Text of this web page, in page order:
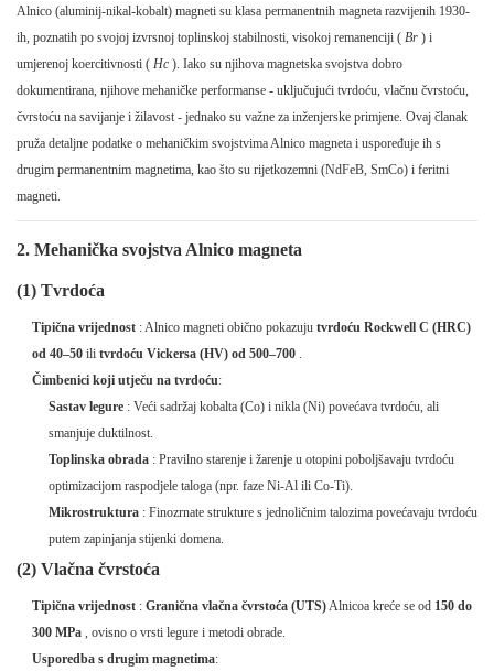
Alnico (aluminij-nikal-kobalt) magneti su klasa permanentnih magneta razvijenih 1930-
ih, poznatih po svojoj izvrsnoj toplinskoj stabilnosti, visokoj remanenciji ( Br ) i
umjerenoj koercitivnosti ( Hc ). Iako su njihova magnetska svojstva dobro
dokumentirana, njihove mehaničke performanse - uključujući tvrdoću, vlačnu čvrstoću,
čvrstoću na savijanje i žilavost - jednako su važne za inženjerske primjene. Ovaj članak
pruža detaljne podatke o mehaničkim svojstvima Alnico magneta i uspoređuje ih s
drugim permanentnim magnetima, kao što su rijetkozemni (NdFeB, SmCo) i feritni
magneti.
2. Mehanička svojstva Alnico magneta
(1) Tvrdoća
Tipična vrijednost : Alnico magneti obično pokazujutvrdoću Rockwell C (HRC)
od 40–50 ilitvrdoću Vickersa (HV) od 500–700 .
Čimbenici koji utječu na tvrdoću:
Sastav legure: Veći sadržaj kobalta (Co) i nikla (Ni) povećava tvrdoću, ali
smanjuje duktilnost.
Toplinska obrada: Pravilno starenje i žarenje u otopini poboljšavaju tvrdoću
optimizacijom raspodjele taloga (npr. faze Ni-Al ili Co-Ti).
Mikrostruktura: Finozrnate strukture s jednoličnim talozima povećavaju tvrdoću
putem zapinjanja stijenki domena.
(2) Vlačna čvrstoća
Tipična vrijednost :Granična vlačna čvrstoća (UTS)Alnicoa kreće se od 150 do
300 MPa , ovisno o vrsti legure i metodi obrade.
Usporedba s drugim magnetima: